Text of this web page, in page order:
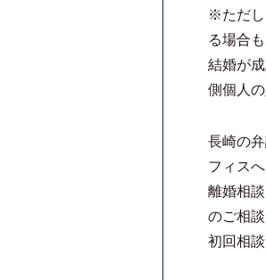
※ただし
る場合
結婚が
側個人
長崎の
フィス
離婚相
のご相
初回相